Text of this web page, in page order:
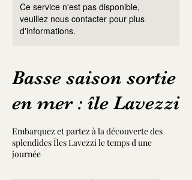
Ce service n'est pas disponible,
veuillez nous contacter pour plus
d'informations.
Basse saison sortie
en mer : île Lavezzi
Embarquez et partez à la découverte des
splendides Îles Lavezzi le temps d une
journée